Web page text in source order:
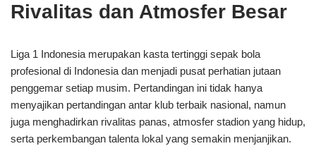
Rivalitas dan Atmosfer Besar
Liga 1 Indonesia merupakan kasta tertinggi sepak bola
profesional di Indonesia dan menjadi pusat perhatian jutaan
penggemar setiap musim. Pertandingan ini tidak hanya
menyajikan pertandingan antar klub terbaik nasional, namun
juga menghadirkan rivalitas panas, atmosfer stadion yang hidup,
serta perkembangan talenta lokal yang semakin menjanjikan.